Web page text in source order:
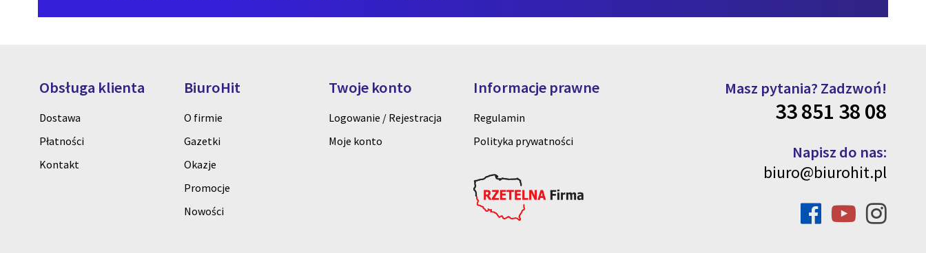
Obsługa klienta
Dostawa
Płatności
Kontakt
BiuroHit
O firmie
Gazetki
Okazje
Promocje
Nowości
Twoje konto
Logowanie / Rejestracja
Moje konto
Informacje prawne
Regulamin
Polityka prywatności
Masz pytania? Zadzwoń!
33 851 38 08
Napisz do nas:
biuro@biurohit.pl